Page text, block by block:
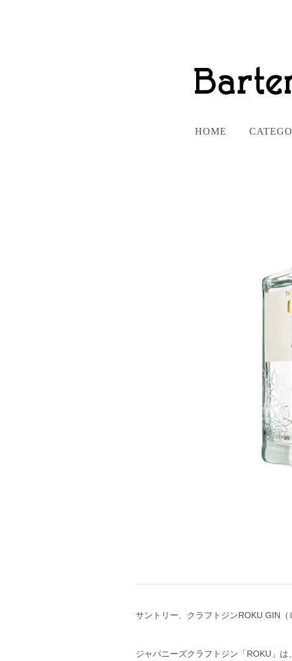
HOME
サントリー、クラフトジンROKU GIN（
ジャパニーズクラフトジン「ROKU」